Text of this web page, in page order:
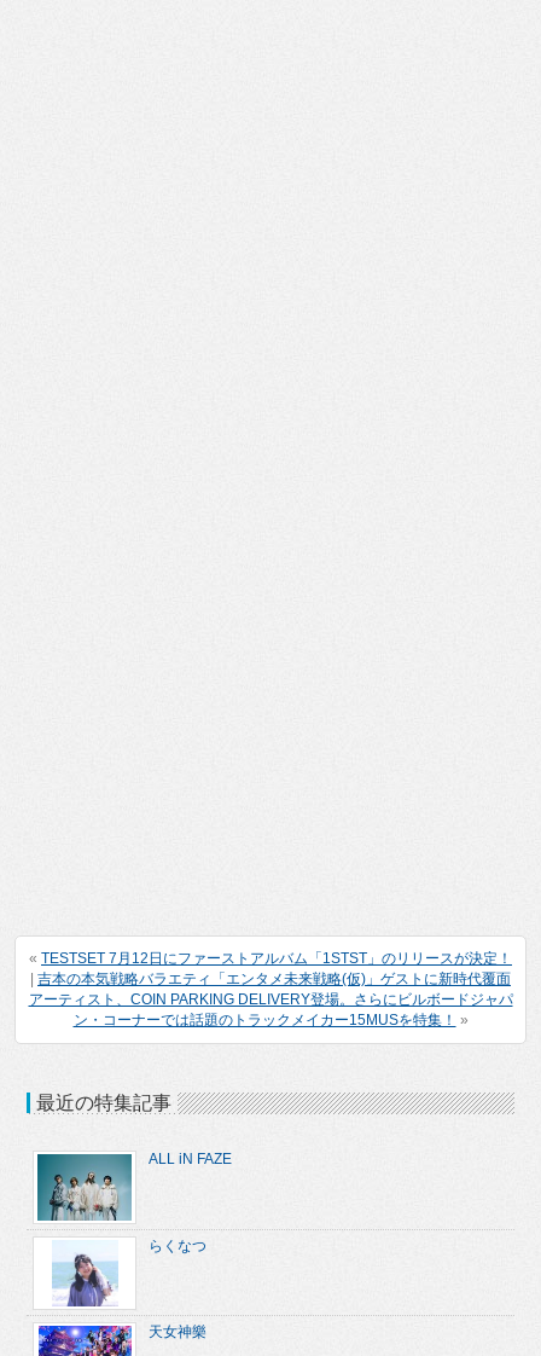
« TESTSET 7月12日にファーストアルバム「1STST」のリリースが決定！
| 吉本の本気戦略バラエティ「エンタメ未来戦略(仮)」ゲストに新時代覆面
アーティスト、COIN PARKING DELIVERY登場。さらにビルボードジャパ
ン・コーナーでは話題のトラックメイカー15MUSを特集！ »
最近の特集記事
ALL iN FAZE
らくなつ
天女神樂